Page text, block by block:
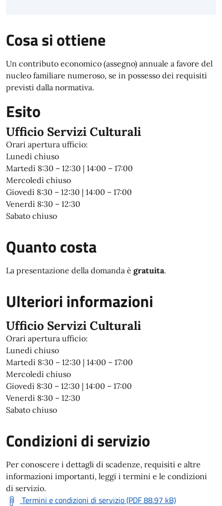
Cosa si ottiene
Un contributo economico (assegno) annuale a favore del
nucleo familiare numeroso, se in possesso dei requisiti
previsti dalla normativa.
Esito
Ufficio Servizi Culturali
Orari apertura ufficio:
Lunedì chiuso
Martedì 8:30 – 12:30 | 14:00 – 17:00
Mercoledì chiuso
Giovedì 8:30 – 12:30 | 14:00 – 17:00
Venerdì 8:30 – 12:30
Sabato chiuso
Quanto costa
La presentazione della domanda è gratuita.
Ulteriori informazioni
Ufficio Servizi Culturali
Orari apertura ufficio:
Lunedì chiuso
Martedì 8:30 – 12:30 | 14:00 – 17:00
Mercoledì chiuso
Giovedì 8:30 – 12:30 | 14:00 – 17:00
Venerdì 8:30 – 12:30
Sabato chiuso
Condizioni di servizio
Per conoscere i dettagli di scadenze, requisiti e altre
informazioni importanti, leggi i termini e le condizioni
di servizio.
Termini e condizioni di servizio (PDF 88.97 kB)